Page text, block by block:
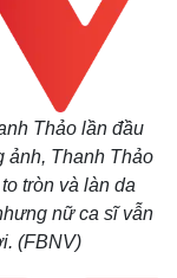
Thảo lần đầu
ảnh, Thanh Thảo
tròn và làn da
nữ ca sĩ vẫn
(FBNV)